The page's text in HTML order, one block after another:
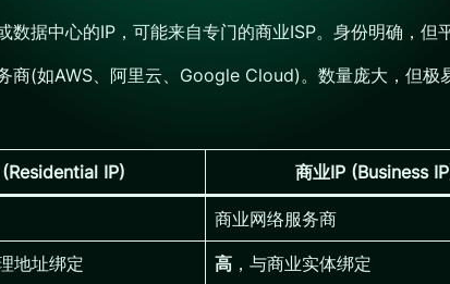
据中心的IP，可能来自专门的商业ISP。身份明确，但
(如AWS、阿里云、Google Cloud)。数量庞大，但极
IP) 商业IP (Business
商业网络服务商
地址绑定 高 ，与商业实体绑定